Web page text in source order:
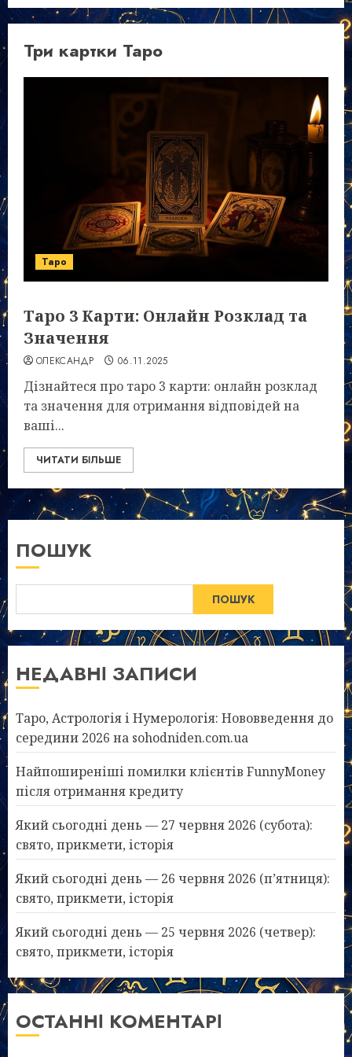
Три картки Таро
Таро
Таро 3 Карти: Онлайн Розклад та
Значення
ОЛЕКСАНДР 06.11.2025
Дізнайтеся про таро 3 карти: онлайн розклад
та значення для отримання відповідей на
ваші...
ЧИТАТИ БІЛЬШЕ
ПОШУК
ПОШУК
НЕДАВНІ ЗАПИСИ
Таро, Астрологія і Нумерологія: Нововведення до
середини 2026 на sohodniden.com.ua
Найпоширеніші помилки клієнтів FunnyMoney
після отримання кредиту
Який сьогодні день — 27 червня 2026 (субота):
свято, прикмети, історія
Який сьогодні день — 26 червня 2026 (п’ятниця):
свято, прикмети, історія
Який сьогодні день — 25 червня 2026 (четвер):
свято, прикмети, історія
ОСТАННІ КОМЕНТАРІ